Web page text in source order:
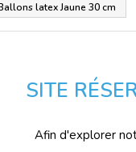
latex Jaune 30 cm
SITE
Afin d'explorer